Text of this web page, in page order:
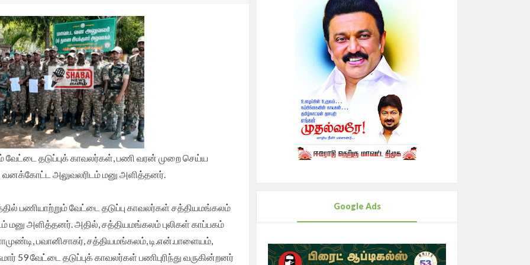
வறண்ட
(IIHT)
வேட்டை தடுப்புக் காவலர்கள், பணி வரன் முறை செய்ய
வனக்கோட்ட அலுவலரிடம் மனு அளித்தனர்.
பணியாற்றும் வேட்டை தடுப்பு காவலர்கள் சத்தியமங்கலம்
அளித்தனர். அதில், சத்தியமங்கலம் புலிகள் காப்பகம்
பவானிசாகர், சத்தியமங்கலம், டி.என்.பாளையம்,
59 வேட்டை தடுப்புக் காவலர்கள் பணிபுரிந்து வருகின்றனர்
Google Ads